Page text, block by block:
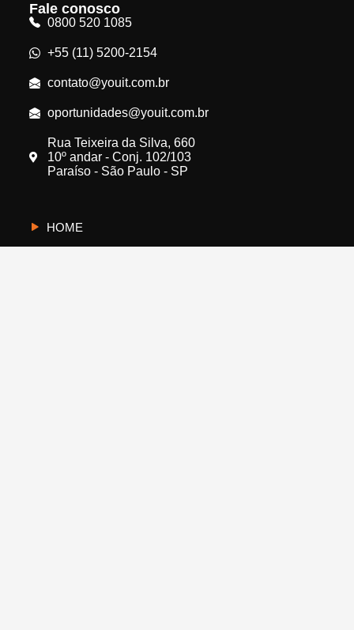
Fale conosco
0800 520 1085
+55 (11) 5200-2154
contato@youit.com.br
oportunidades@youit.com.br
Rua Teixeira da Silva, 660
10º andar - Conj. 102/103
Paraíso - São Paulo - SP
HOME